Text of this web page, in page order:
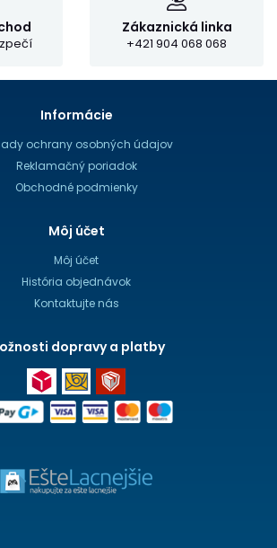
Zákaznická linka
+421 904 068 068
Informácie
ochrany osobných údajov
Reklamačný poriadok
Obchodné podmienky
Môj účet
Môj účet
História objednávok
Kontaktujte nás
dopravy a platby